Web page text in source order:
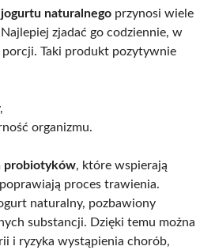
naturalnego przynosi wiele
zjadać go codziennie, w
Taki produkt pozytywnie
organizmu.
probiotyków, które wspierają
proces trawienia.
naturalny, pozbawiony
substancji. Dzięki temu można
i ryzyka wystąpienia chorób,